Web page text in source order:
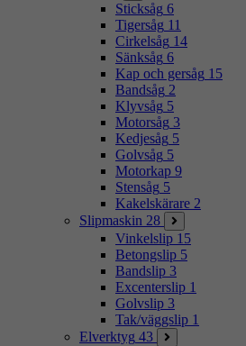
Sticksåg 6
Tigersåg 11
Cirkelsåg 14
Sänksåg 6
Kap och gersåg 15
Bandsåg 2
Klyvsåg 5
Motorsåg 3
Kedjesåg 5
Golvsåg 5
Motorkap 9
Stensåg 5
Kakelskärare 2
Slipmaskin 28
Vinkelslip 15
Betongslip 5
Bandslip 3
Excenterslip 1
Golvslip 3
Tak/väggslip 1
Elverktyg 43